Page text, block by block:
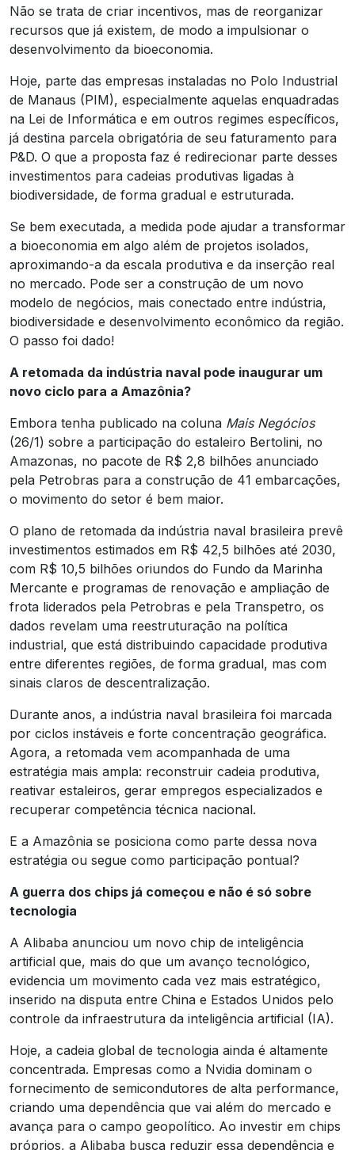
Não se trata de criar incentivos, mas de reorganizar
recursos que já existem, de modo a impulsionar o
desenvolvimento da bioeconomia.
Hoje, parte das empresas instaladas no Polo Industrial
de Manaus (PIM), especialmente aquelas enquadradas
na Lei de Informática e em outros regimes específicos,
já destina parcela obrigatória de seu faturamento para
P&D. O que a proposta faz é redirecionar parte desses
investimentos para cadeias produtivas ligadas à
biodiversidade, de forma gradual e estruturada.
Se bem executada, a medida pode ajudar a transformar
a bioeconomia em algo além de projetos isolados,
aproximando-a da escala produtiva e da inserção real
no mercado. Pode ser a construção de um novo
modelo de negócios, mais conectado entre indústria,
biodiversidade e desenvolvimento econômico da região.
O passo foi dado!
A retomada da indústria naval pode inaugurar um
novo ciclo para a Amazônia?
Embora tenha publicado na coluna Mais Negócios
(26/1) sobre a participação do estaleiro Bertolini, no
Amazonas, no pacote de R$ 2,8 bilhões anunciado
pela Petrobras para a construção de 41 embarcações,
o movimento do setor é bem maior.
O plano de retomada da indústria naval brasileira prevê
investimentos estimados em R$ 42,5 bilhões até 2030,
com R$ 10,5 bilhões oriundos do Fundo da Marinha
Mercante e programas de renovação e ampliação de
frota liderados pela Petrobras e pela Transpetro, os
dados revelam uma reestruturação na política
industrial, que está distribuindo capacidade produtiva
entre diferentes regiões, de forma gradual, mas com
sinais claros de descentralização.
Durante anos, a indústria naval brasileira foi marcada
por ciclos instáveis e forte concentração geográfica.
Agora, a retomada vem acompanhada de uma
estratégia mais ampla: reconstruir cadeia produtiva,
reativar estaleiros, gerar empregos especializados e
recuperar competência técnica nacional.
E a Amazônia se posiciona como parte dessa nova
estratégia ou segue como participação pontual?
A guerra dos chips já começou e não é só sobre
tecnologia
A Alibaba anunciou um novo chip de inteligência
artificial que, mais do que um avanço tecnológico,
evidencia um movimento cada vez mais estratégico,
inserido na disputa entre China e Estados Unidos pelo
controle da infraestrutura da inteligência artificial (IA).
Hoje, a cadeia global de tecnologia ainda é altamente
concentrada. Empresas como a Nvidia dominam o
fornecimento de semicondutores de alta performance,
criando uma dependência que vai além do mercado e
avança para o campo geopolítico. Ao investir em chips
próprios, a Alibaba busca reduzir essa dependência e